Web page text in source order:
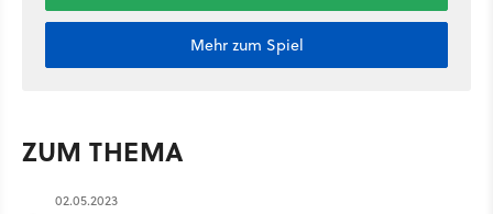
Mehr zum Spiel
ZUM THEMA
02.05.2023